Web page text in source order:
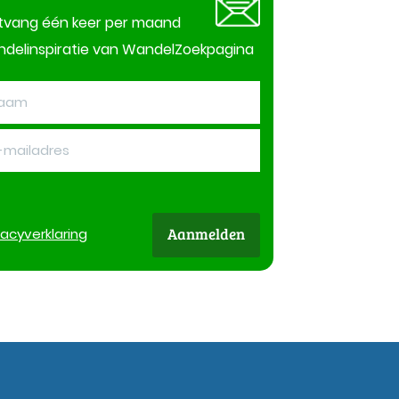
één keer per maand
van WandelZoekpagina
verklaring Aanmelden